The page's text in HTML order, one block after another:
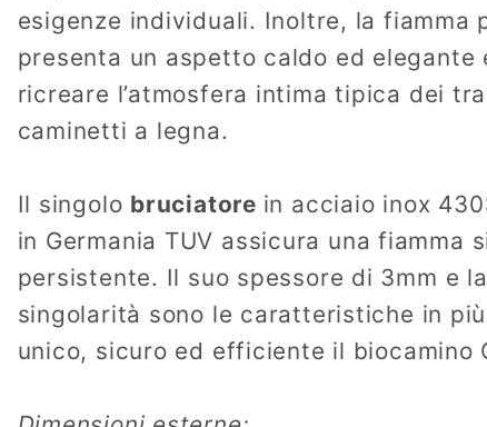
esigenze individuali. Inoltre, la fiamma
presenta un aspetto caldo ed elegante
ricreare l’atmosfera intima tipica dei
caminetti a legna.
Il singolo bruciatore in acciaio inox
in Germania TUV assicura una fiamma
persistente. Il suo spessore di 3mm e
singolarità sono le caratteristiche in
unico, sicuro ed efficiente il biocamino